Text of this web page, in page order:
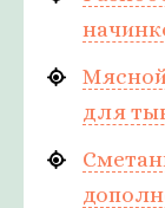
для